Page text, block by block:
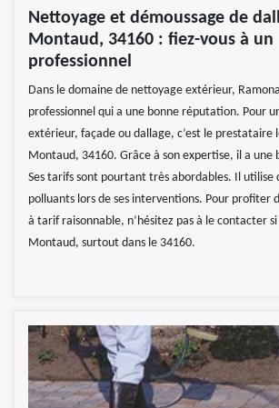
Nettoyage et démoussage de
Montaud, 34160 : fiez-vous à un
professionnel
Dans le domaine de nettoyage extérieur,
professionnel qui a une bonne réputation. Pour
extérieur, façade ou dallage, c’est le prestataire
Montaud, 34160. Grâce à son expertise, il a une
Ses tarifs sont pourtant très abordables. Il utilise
polluants lors de ses interventions. Pour profiter
à tarif raisonnable, n’hésitez pas à le contacter si
Montaud, surtout dans le 34160.